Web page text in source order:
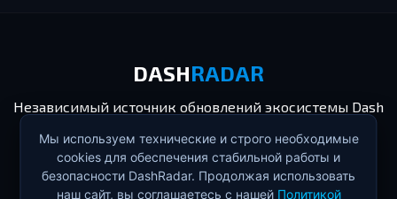
DASHRADAR
Независимый источник обновлений экосистемы Dash
© 2026 Проект DashRadar. Создано для сообщества.
Мы используем технические и строго необходимые
cookies для обеспечения стабильной работы и
безопасности DashRadar. Продолжая использовать
наш сайт, вы соглашаетесь с нашей Политикой